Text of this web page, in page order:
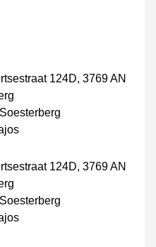
124D, 3769 AN
124D, 3769 AN